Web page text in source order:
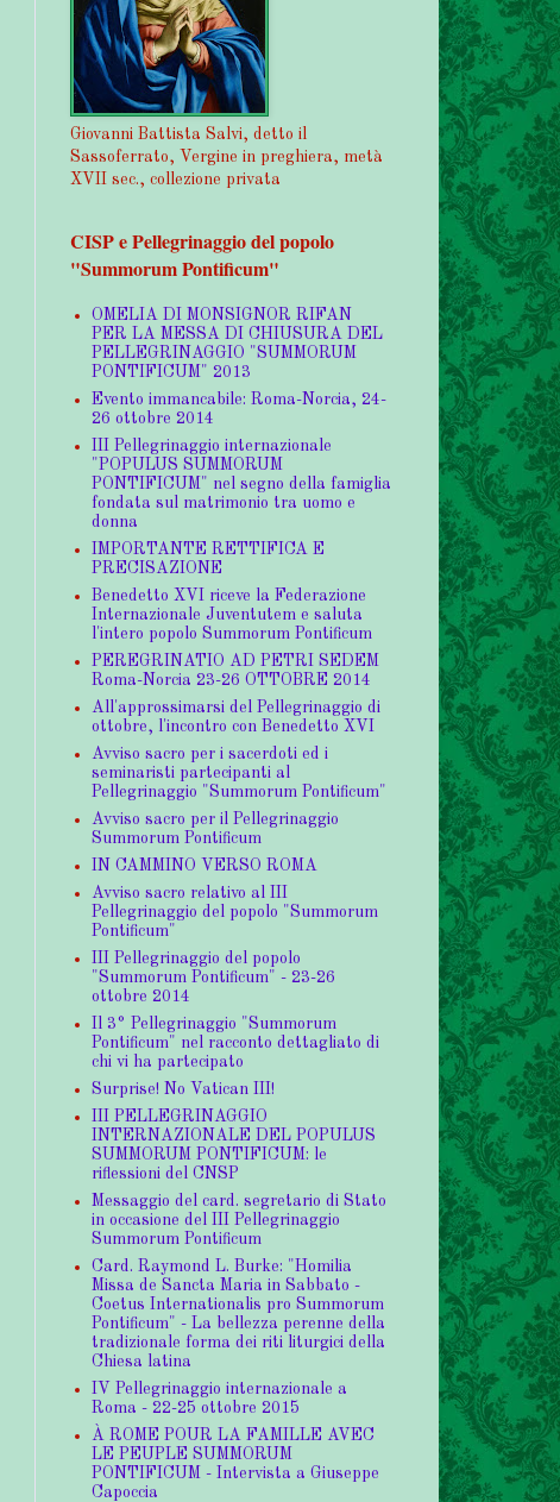
Giovanni Battista Salvi, detto il
Sassoferrato, Vergine in preghiera, metà
XVII sec., collezione privata
CISP e Pellegrinaggio del popolo
"Summorum Pontificum"
OMELIA DI MONSIGNOR RIFAN
PER LA MESSA DI CHIUSURA DEL
PELLEGRINAGGIO "SUMMORUM
PONTIFICUM" 2013
Evento immancabile: Roma-Norcia, 24-
26 ottobre 2014
III Pellegrinaggio internazionale
"POPULUS SUMMORUM
PONTIFICUM" nel segno della famiglia
fondata sul matrimonio tra uomo e
donna
IMPORTANTE RETTIFICA E
PRECISAZIONE
Benedetto XVI riceve la Federazione
Internazionale Juventutem e saluta
l'intero popolo Summorum Pontificum
PEREGRINATIO AD PETRI SEDEM
Roma-Norcia 23-26 OTTOBRE 2014
All'approssimarsi del Pellegrinaggio di
ottobre, l'incontro con Benedetto XVI
Avviso sacro per i sacerdoti ed i
seminaristi partecipanti al
Pellegrinaggio "Summorum Pontificum"
Avviso sacro per il Pellegrinaggio
Summorum Pontificum
IN CAMMINO VERSO ROMA
Avviso sacro relativo al III
Pellegrinaggio del popolo "Summorum
Pontificum"
III Pellegrinaggio del popolo
"Summorum Pontificum" - 23-26
ottobre 2014
Il 3° Pellegrinaggio "Summorum
Pontificum" nel racconto dettagliato di
chi vi ha partecipato
Surprise! No Vatican III!
III PELLEGRINAGGIO
INTERNAZIONALE DEL POPULUS
SUMMORUM PONTIFICUM: le
riflessioni del CNSP
Messaggio del card. segretario di Stato
in occasione del III Pellegrinaggio
Summorum Pontificum
Card. Raymond L. Burke: "Homilia
Missa de Sancta Maria in Sabbato -
Coetus Internationalis pro Summorum
Pontificum" - La bellezza perenne della
tradizionale forma dei riti liturgici della
Chiesa latina
IV Pellegrinaggio internazionale a
Roma - 22-25 ottobre 2015
À ROME POUR LA FAMILLE AVEC
LE PEUPLE SUMMORUM
PONTIFICUM - Intervista a Giuseppe
Capoccia